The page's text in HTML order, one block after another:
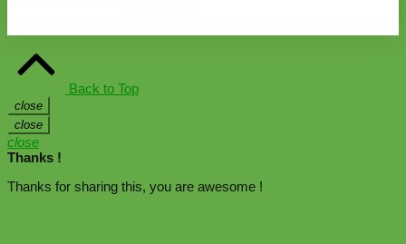
Back to Top
close
close
close
Thanks !
Thanks for sharing this, you are awesome !